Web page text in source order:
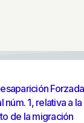
1, relativa a
de la migración